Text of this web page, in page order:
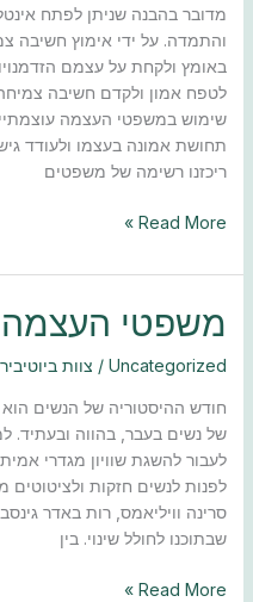
מדובר בהבנה שניתן לפתח
והתמדה. על ידי אימוץ חשיבה
באומץ ולקחת על עצמם
לטפח אמון ולקדם חשיבה
שימוש במשפטי העצמה
תחושת אמונה בעצמו ולעודד
ריכזנו רשימה של משפטים
Read More »
משפטי העצמה
Uncategorized
/ צוות
חודש ההיסטוריה של הנשים
של נשים בעבר, בהווה ובעתיד.
לעבור להשגת שוויון מגדרי
לפנות לנשים חזקות ולציטוטים
סרינה וויליאמס, רות באדר
שבתוכנו לחולל שינוי. בין
משפטי
העצמה
לנשים
Read More »